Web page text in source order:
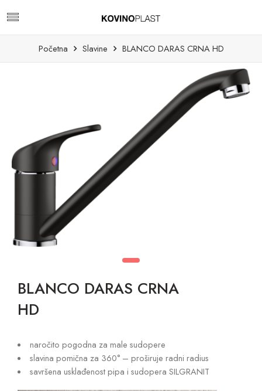
Početna Slavine BLANCO DARAS CRNA HD
BLANCO DARAS CRNA
HD
naročito pogodna za male sudopere
slavina pomična za 360° – proširuje radni radius
savršena usklađenost pipa i sudopera SILGRANIT